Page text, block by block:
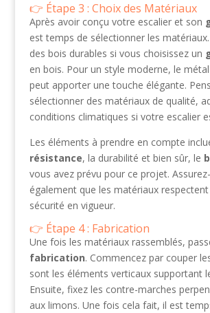
Étape 3 : Choix des Matériaux
Après avoir conçu votre escalier et son
est temps de sélectionner les
des bois durables si vous choisissez un
en bois. Pour un style moderne, le
peut apporter une touche élégante.
sélectionner des matériaux de qualité,
conditions climatiques si votre escalier
Les éléments à prendre en compte
résistance, la durabilité et bien sûr, le
vous avez prévu pour ce projet.
également que les matériaux
sécurité en vigueur.
Étape 4 : Fabrication
Une fois les matériaux rassemblés,
fabrication. Commencez par couper
sont les éléments verticaux supportant
Ensuite, fixez les contre-marches
aux limons. Une fois cela fait, il est